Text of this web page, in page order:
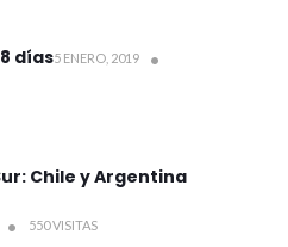
días5 ENERO, 2019
Chile y Argentina
550 VISITAS